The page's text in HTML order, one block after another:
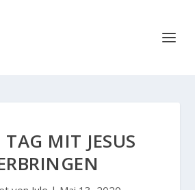
TAG MIT JESUS